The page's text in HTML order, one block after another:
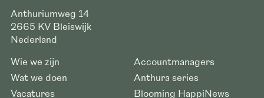
Anthuriumweg 14
2665 KV Bleiswijk
Nederland
Wie we zijn
Wat we doen
Vacatures
Accountmanagers
Anthura series
Blooming HappiNews